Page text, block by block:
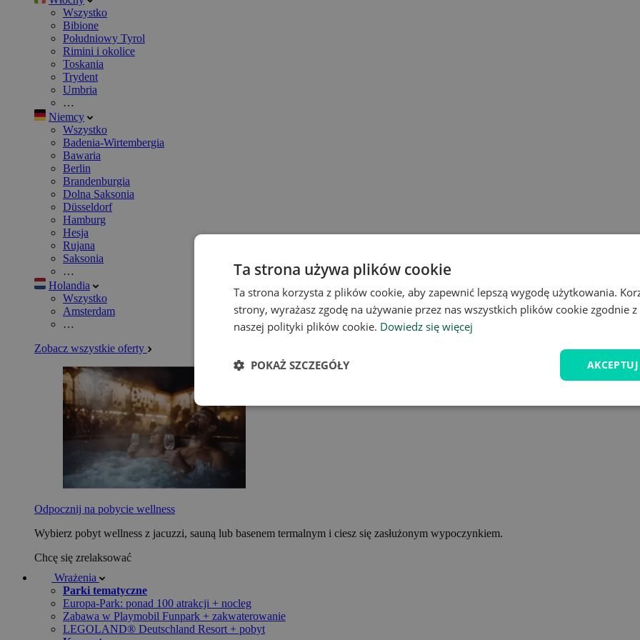
Wszystko
Bibione
Południowy Tyrol
Rimini i okolice
Toskania
Trydent
Umbria
…
Niemcy
Wszystko
Badenia-Wirtembergia
Bawaria
Berlin
Brandenburgia
Dolna Saksonia
Düsseldorf
Hamburg
Hesja
Rujana
Saksonia
…
Holandia
Wszystko
Amsterdam
…
Zobacz wszystkie oferty
Odpocznij na pobycie wellness
Wybierz pobyt wellness z jacuzzi, sauną lub basenem termalnym i ciesz się zasłużonym wypoczynkiem.
Chcę się zrelaksować
Wrażenia
Parki tematyczne
Europa-Park: ponad 100 atrakcji + nocleg
Zabawa w Playmobil Funpark + zakwaterowanie
LEGOLAND® Deutschland Resort + pobyt
Ta strona używa plików cookie
Ta strona korzysta z plików cookie, aby zapewnić lepszą wygodę użytkowania.
strony, wyrażasz zgodę na używanie przez nas wszystkich plików cookie zgodnie
naszej polityki plików cookie. Dowiedz się więcej
POKAŻ SZCZEGÓŁY